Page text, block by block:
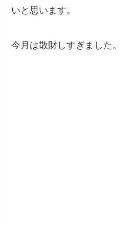
いと思います。
今月は散財しすぎました。